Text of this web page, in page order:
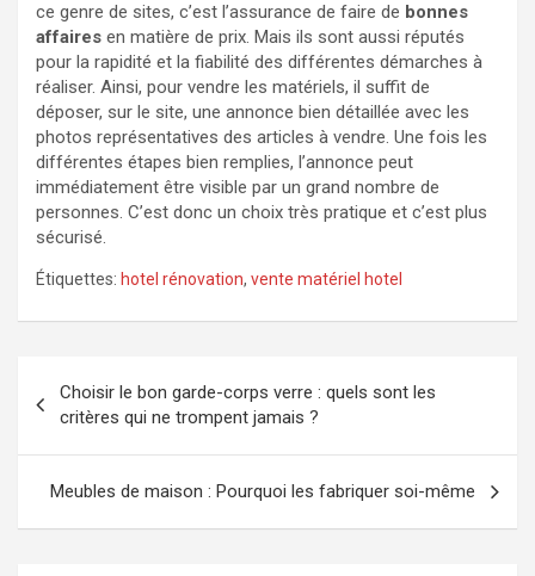
ce genre de sites, c’est l’assurance de faire de bonnes
affaires en matière de prix. Mais ils sont aussi réputés
pour la rapidité et la fiabilité des différentes démarches à
réaliser. Ainsi, pour vendre les matériels, il suffit de
déposer, sur le site, une annonce bien détaillée avec les
photos représentatives des articles à vendre. Une fois les
différentes étapes bien remplies, l’annonce peut
immédiatement être visible par un grand nombre de
personnes. C’est donc un choix très pratique et c’est plus
sécurisé.
Étiquettes: hotel rénovation, vente matériel hotel
de
l’article
Choisir le bon garde-corps verre : quels sont les
critères qui ne trompent jamais ?
Meubles de maison : Pourquoi les fabriquer soi-même